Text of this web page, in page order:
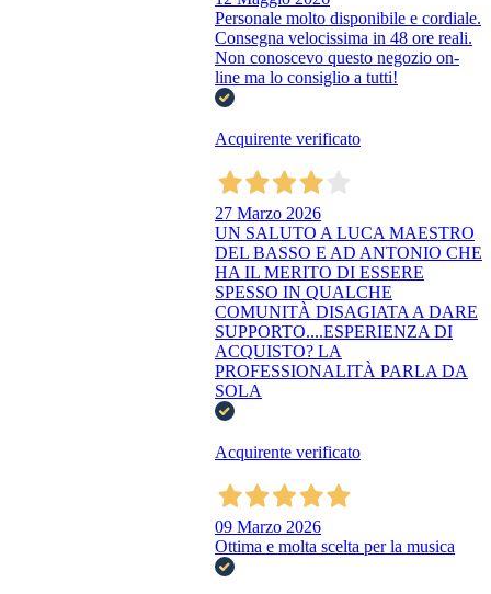
Personale molto disponibile e cordiale.
Consegna velocissima in 48 ore reali.
Non conoscevo questo negozio on-
line ma lo consiglio a tutti!
Acquirente verificato
27 Marzo 2026
UN SALUTO A LUCA MAESTRO
DEL BASSO E AD ANTONIO CHE
HA IL MERITO DI ESSERE
SPESSO IN QUALCHE
COMUNITÀ DISAGIATA A DARE
SUPPORTO....ESPERIENZA DI
ACQUISTO? LA
PROFESSIONALITÀ PARLA DA
SOLA
Acquirente verificato
09 Marzo 2026
Ottima e molta scelta per la musica